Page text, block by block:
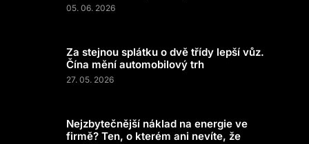
05. 06. 2026
Za stejnou splátku o dvě třídy lepší vůz.
Čína mění automobilový trh
27. 05. 2026
Nejzbytečnější náklad na energie ve
firmě? Ten, o kterém ani nevíte, že